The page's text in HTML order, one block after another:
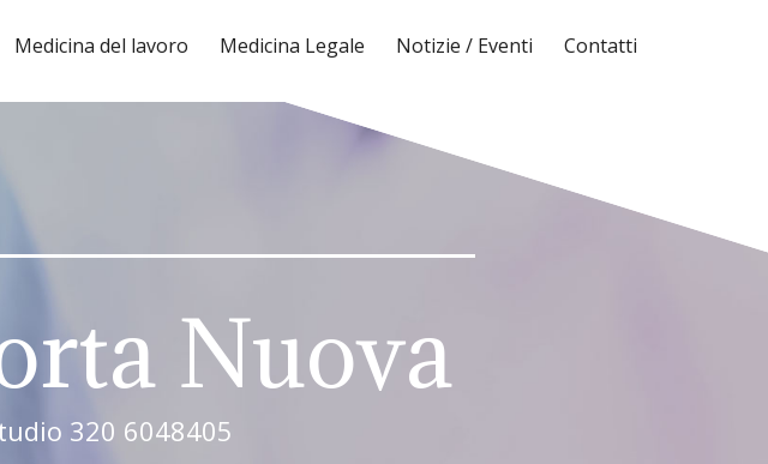
Medicina del lavoro Medicina Legale Notizie / Eventi Contatti
Nuova
320 6048405